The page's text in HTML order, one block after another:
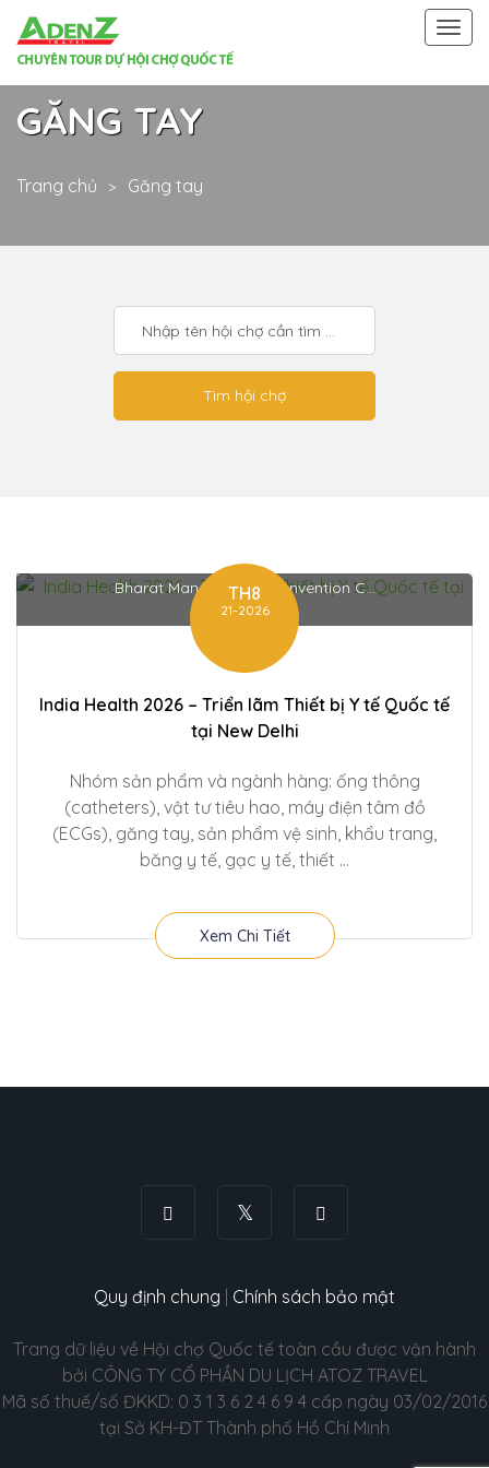
GĂNG TAY
Trang chủ Găng tay
Bharat Mandapam – Convention C...
TH8
21-2026
India Health 2026 – Triển lãm Thiết bị Y tế Quốc tế
tại New Delhi
Nhóm sản phẩm và ngành hàng: ống thông
(catheters), vật tư tiêu hao, máy điện tâm đồ
(ECGs), găng tay, sản phẩm vệ sinh, khẩu trang,
băng y tế, gạc y tế, thiết ...
Xem Chi Tiết
Quy định chung Chính sách bảo mật
Trang dữ liệu về Hội chợ Quốc tế toàn cầu được vận hành
bởi CÔNG TY CỔ PHẦN DU LỊCH ATOZ TRAVEL
Mã số thuế/số ĐKKD: 0 3 1 3 6 2 4 6 9 4 cấp ngày 03/02/2016
tại Sở KH-ĐT Thành phố Hồ Chí Minh